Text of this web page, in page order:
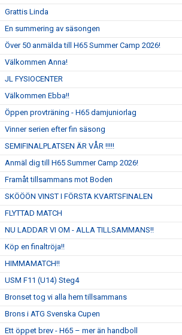
Grattis Linda
En summering av säsongen
Över 50 anmälda till H65 Summer Camp 2026!
Välkommen Anna!
JL FYSIOCENTER
Välkommen Ebba!!
Öppen provträning - H65 damjuniorlag
Vinner serien efter fin säsong
SEMIFINALPLATSEN ÄR VÅR !!!!!
Anmäl dig till H65 Summer Camp 2026!
Framåt tillsammans mot Boden
SKÖÖÖN VINST I FÖRSTA KVARTSFINALEN
FLYTTAD MATCH
NU LADDAR VI OM - ALLA TILLSAMMANS!!
Köp en finaltröja!!
HIMMAMATCH!!
USM F11 (U14) Steg4
Bronset tog vi alla hem tillsammans
Brons i ATG Svenska Cupen
Ett öppet brev - H65 – mer än handboll